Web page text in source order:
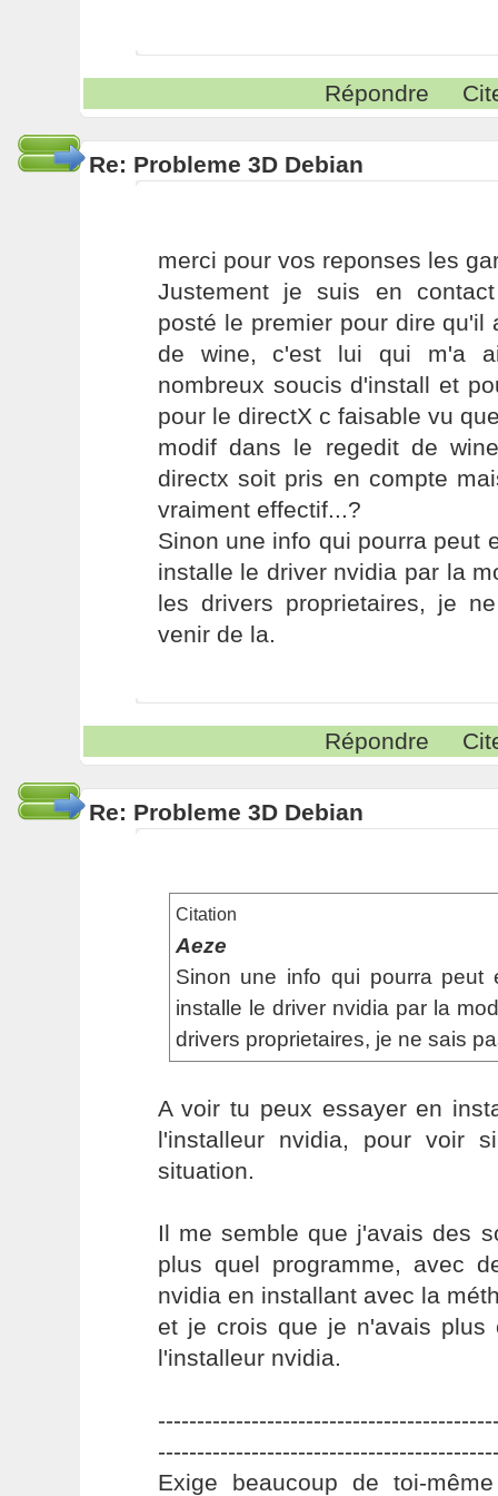
Répondre
Re: Probleme 3D Debian
merci pour vos reponses les
Justement je suis en
posté le premier pour dire qu'il
de wine, c'est lui qui m'a
nombreux soucis d'install et
pour le directX c faisable vu
modif dans le regedit de
directx soit pris en compte
vraiment effectif...?
Sinon une info qui pourra peut
installe le driver nvidia par la
les drivers proprietaires, je
venir de la.
Répondre
Re: Probleme 3D Debian
Citation
Aeze
Sinon une info qui pourra peut
installe le driver nvidia par la
drivers proprietaires, je ne sais
A voir tu peux essayer en
l'installeur nvidia, pour voir
situation.
Il me semble que j'avais des
plus quel programme, avec
nvidia en installant avec la
et je crois que je n'avais plus
l'installeur nvidia.
Exige beaucoup de toi-